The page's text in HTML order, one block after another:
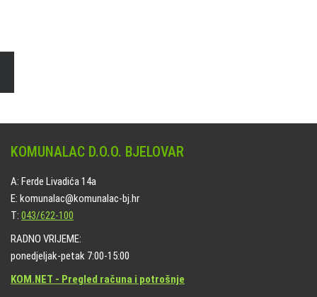
KOMUNALAC D.O.O. BJELOVAR
A: Ferde Livadića 14a
E: komunalac@komunalac-bj.hr
T: 043/622-100
RADNO VRIJEME:
ponedjeljak-petak 7:00-15:00
KOM.NET - Pregled računa i potrošnje